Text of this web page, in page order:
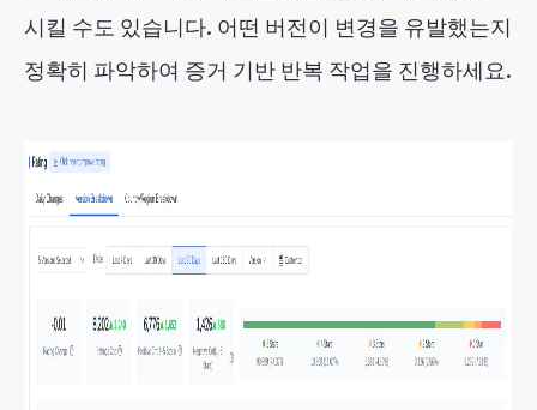
시킬 수도 있습니다. 어떤 버전이 변경을 유발했는지
정확히 파악하여 증거 기반 반복 작업을 진행하세요.